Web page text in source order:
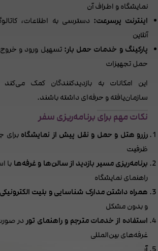
نمایشگاه و اطراف آن
اینترنت پرسرعت: دسترسی به اطلاعات،
آنلاین
پارکینگ و خدمات حمل بار: تسهیل ورود و خروج
حمل تجهیزات
این امکانات به بازدیدکنندگان کمک می‌کند
سازمان‌یافته و حرفه‌ای داشته باشند.
نکات مهم برای برنامه‌ریزی سفر
رزرو هتل و حمل و نقل پیش از نمایشگاه برای
ظرفیت
برنامه‌ریزی مسیر بازدید از سالن‌ها و غرفه‌ها با
راهنمای نمایشگاه
همراه داشتن مدارک شناسایی و بلیت الکترونیکی
و بدون مشکل
استفاده از خدمات مترجم و راهنمای تور در صورت
غرفه‌های بین‌المللی